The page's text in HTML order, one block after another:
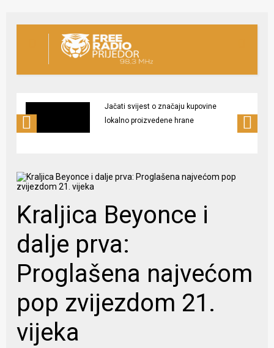
Jačati svijest o značaju kupovine
lokalno proizvedene hrane
Kraljica Beyonce i
dalje prva:
Proglašena najvećom
pop zvijezdom 21.
vijeka